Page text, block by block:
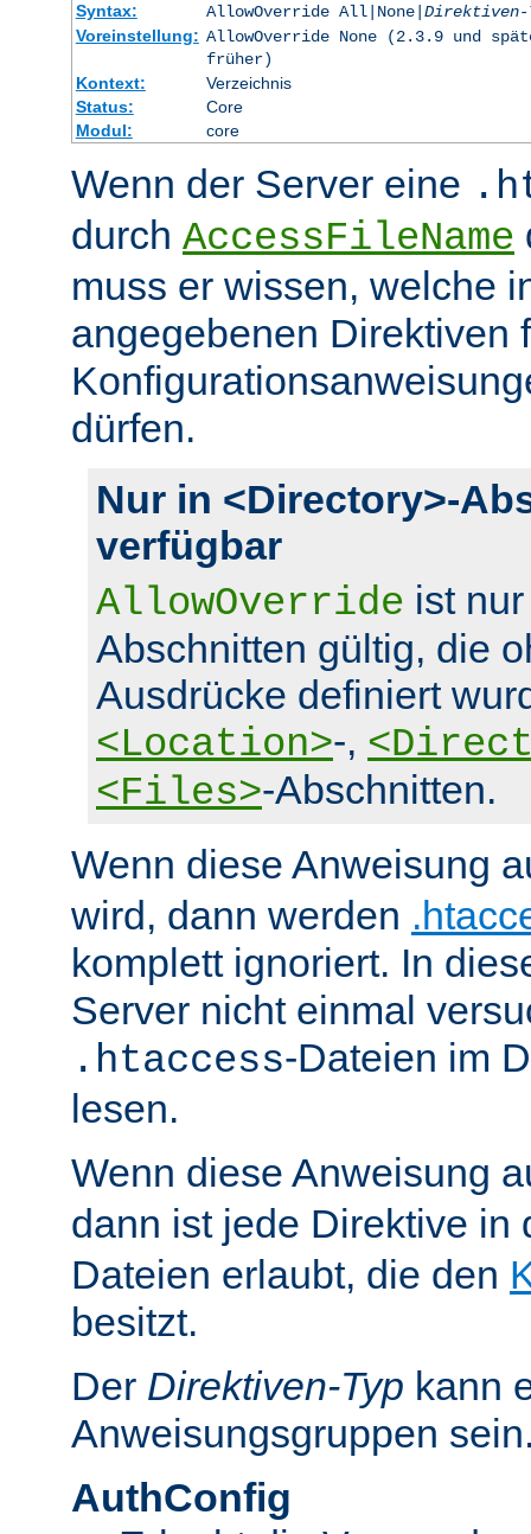
Syntax:
AllowOverride All|None| Direktiven-
Voreinstellung: AllowOverride None (2.3.9 und
früher)
Kontext:
Verzeichnis
Status:
Core
Modul:
core
Wenn der Server eine
durch AccessFileName
muss er wissen, welche
angegebenen Direktiven
dürfen.
Nur in <Directory>-
verfügbar
AllowOverride ist
Abschnitten gültig, die
Ausdrücke definiert
<Location>-,
<Files>-Abschnitten.
Wenn diese Anweisung
wird, dann werden
komplett ignoriert. In
Server nicht einmal
.htaccess-Dateien im
lesen.
Wenn diese Anweisung
dann ist jede Direktive in
Dateien erlaubt, die den
besitzt.
Der Direktiven-Typ kann
Anweisungsgruppen
AuthConfig